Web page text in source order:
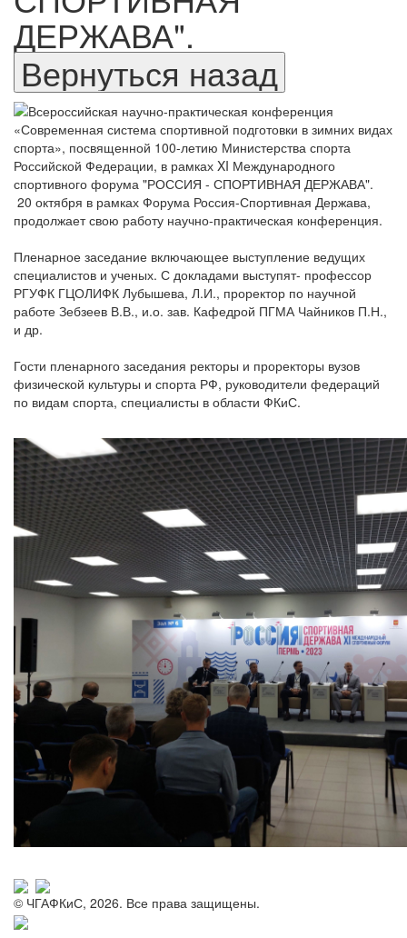
ДЕРЖАВА".
20 октября в рамках Форума Россия-Спортивная Держава,
продолжает свою работу научно-практическая конференция.
Пленарное заседание включающее выступление ведущих
специалистов и ученых. С докладами выступят- профессор
РГУФК ГЦОЛИФК Лубышева, Л.И., проректор по научной
работе Зебзеев В.В., и.о. зав. Кафедрой ПГМА Чайников П.Н.,
и др.
Гости пленарного заседания ректоры и проректоры вузов
физической культуры и спорта РФ, руководители федераций
по видам спорта, специалисты в области ФКиС.
© ЧГАФКиС, 2026. Все права защищены.